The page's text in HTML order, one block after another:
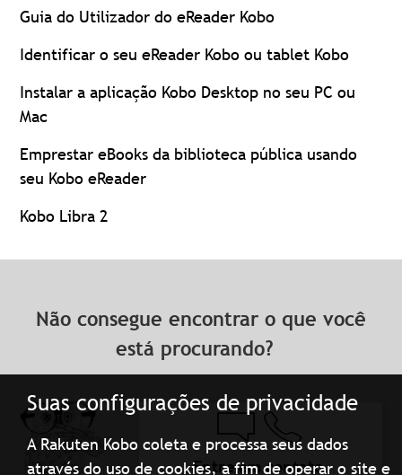
Suas configurações de privacidade
A Rakuten Kobo coleta e processa seus dados
através do uso de cookies, a fim de operar o site e
Guia do Utilizador do eReader Kobo
Identificar o seu eReader Kobo ou tablet Kobo
Instalar a aplicação Kobo Desktop no seu PC ou
Mac
Emprestar eBooks da biblioteca pública usando
seu Kobo eReader
Kobo Libra 2
Não consegue encontrar o que você
está procurando?
Entre em contato